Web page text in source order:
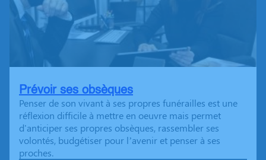
Prévoir ses obsèques
Penser de son vivant à ses propres funérailles est une
réflexion difficile à mettre en oeuvre mais permet
d'anticiper ses propres obsèques, rassembler ses
volontés, budgétiser pour l’avenir et penser à ses
proches.